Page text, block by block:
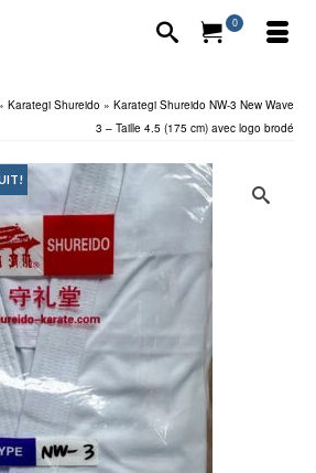
0
» Karategi Shureido » Karategi Shureido NW-3 New Wave
3 – Taille 4.5 (175 cm) avec logo brodé